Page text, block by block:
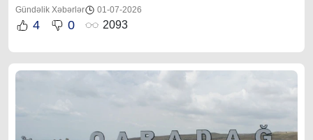
Gündəlik Xəbərlər 01-07-2026
4 0 2093